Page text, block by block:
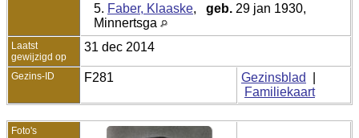
5. Faber, Klaaske, geb. 29 jan 1930,
Minnertsga
Laatst
gewijzigd op
31 dec 2014
Gezins-ID F281 Gezinsblad
Familiekaart
Foto's